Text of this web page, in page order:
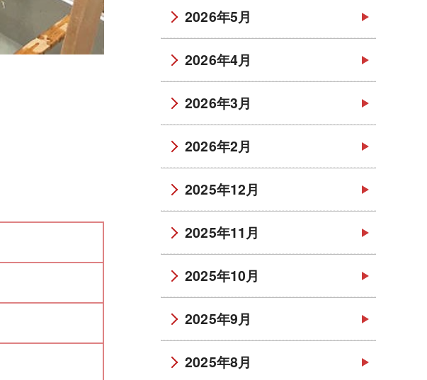
2026年5月
2026年4月
2026年3月
2026年2月
2025年12月
2025年11月
2025年10月
2025年9月
2025年8月